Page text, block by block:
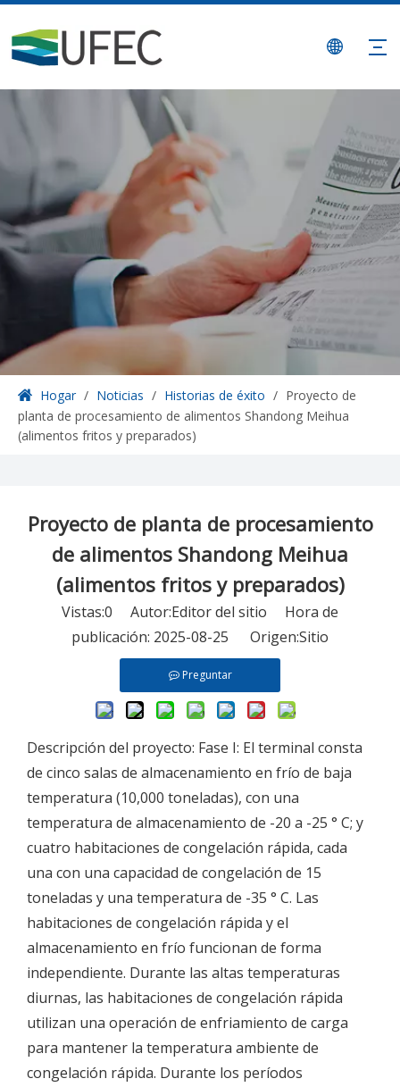
Hogar / Noticias / Historias de éxito / Proyecto de
planta de procesamiento de alimentos Shandong Meihua
(alimentos fritos y preparados)
Proyecto de planta de procesamiento
de alimentos Shandong Meihua
(alimentos fritos y preparados)
Vistas:0 Autor:Editor del sitio Hora de
publicación: 2025-08-25 Origen:Sitio
Preguntar
Descripción del proyecto: Fase I: El terminal consta
de cinco salas de almacenamiento en frío de baja
temperatura (10,000 toneladas), con una
temperatura de almacenamiento de -20 a -25 ° C; y
cuatro habitaciones de congelación rápida, cada
una con una capacidad de congelación de 15
toneladas y una temperatura de -35 ° C. Las
habitaciones de congelación rápida y el
almacenamiento en frío funcionan de forma
independiente. Durante las altas temperaturas
diurnas, las habitaciones de congelación rápida
utilizan una operación de enfriamiento de carga
para mantener la temperatura ambiente de
congelación rápida. Durante los períodos